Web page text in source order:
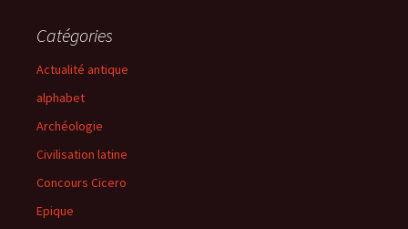
Catégories
Actualité antique
alphabet
Archéologie
Civilisation latine
Concours Cicero
Epique